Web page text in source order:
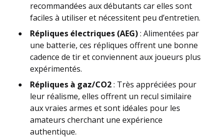
recommandées aux débutants car elles sont
faciles à utiliser et nécessitent peu d’entretien.
Répliques électriques (AEG): Alimentées par
une batterie, ces répliques offrent une bonne
cadence de tir et conviennent aux joueurs plus
expérimentés.
Répliques à gaz/CO2: Très appréciées pour
leur réalisme, elles offrent un recul similaire
aux vraies armes et sont idéales pour les
amateurs cherchant une expérience
authentique.